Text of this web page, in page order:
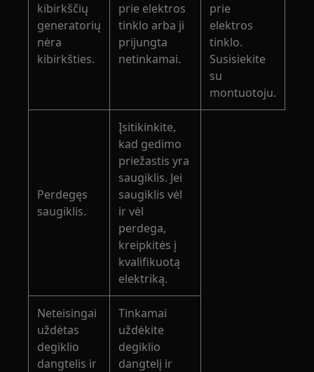
kibirkščių
generatorių
nėra
kibirkšties.
prie elektros
tinklo arba ji
prijungta
netinkamai.
prie
elektros
tinklo.
Susisiekite
su
montuotoju.
Perdegęs
saugiklis.
Įsitikinkite,
kad gedimo
priežastis yra
saugiklis. Jei
saugiklis vėl
ir vėl
perdega,
kreipkitės į
kvalifikuotą
elektriką.
Neteisingai
uždėtas
degiklio
dangtelis ir
Tinkamai
uždėkite
degiklio
dangtelį ir